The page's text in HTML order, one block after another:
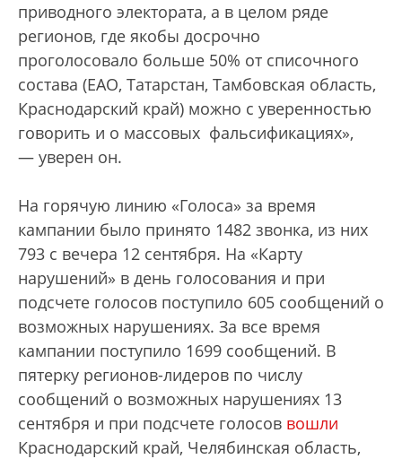
приводного электората, а в целом ряде
регионов, где якобы досрочно
проголосовало больше 50% от списочного
состава (ЕАО, Татарстан, Тамбовская область,
Краснодарский край) можно с уверенностью
говорить и о массовых фальсификациях»,
— уверен он.
На горячую линию «Голоса» за время
кампании было принято 1482 звонка, из них
793 с вечера 12 сентября. На «Карту
нарушений» в день голосования и при
подсчете голосов поступило 605 сообщений о
возможных нарушениях. За все время
кампании поступило 1699 сообщений. В
пятерку регионов-лидеров по числу
сообщений о возможных нарушениях 13
сентября и при подсчете голосов вошли
Краснодарский край, Челябинская область,